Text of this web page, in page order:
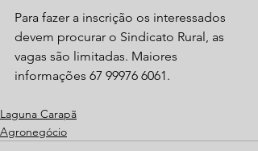
Para fazer a inscrição os interessados
devem procurar o Sindicato Rural, as
vagas são limitadas. Maiores
informações 67 99976 6061.
Laguna Carapã
Agronegócio